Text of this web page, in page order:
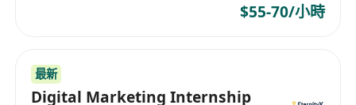
$55-70/小時
最新
Digital Marketing Internship